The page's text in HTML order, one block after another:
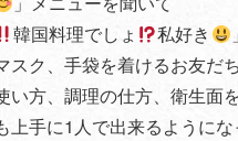
韓国料理でしょ 私好き
スク、手袋を着けるお友だ
い方、調理の仕方、衛生面
上手に1人で出来るように